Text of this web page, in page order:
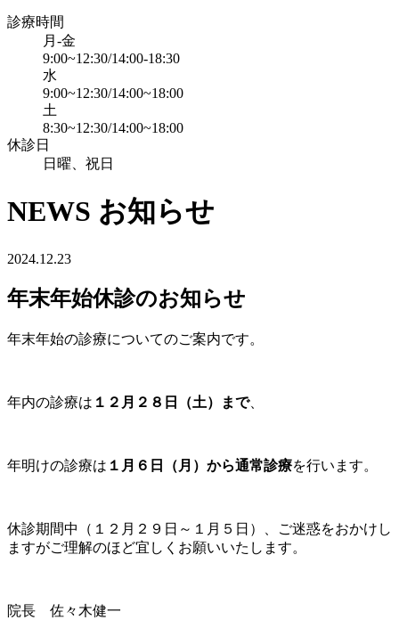
診療時間
月-金
9:00~12:30/14:00-18:30
水
9:00~12:30/14:00~18:00
土
8:30~12:30/14:00~18:00
休診日
日曜、祝日
NEWS お知らせ
2024.12.23
年末年始休診のお知らせ
年末年始の診療についてのご案内です。
年内の診療は １２月２８日（土）まで、
年明けの診療は １月６日（月）から通常診療を行います。
休診期間中（１２月２９日～１月５日）、ご迷惑をおかけし
ますがご理解のほど宜しくお願いいたします。
院長 佐々木健一